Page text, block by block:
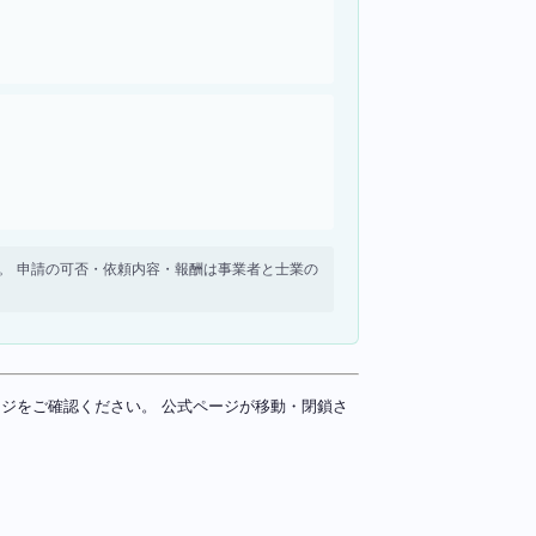
申請の可否・依頼内容・報酬は事業者と士業の
をご確認ください。 公式ページが移動・閉鎖さ